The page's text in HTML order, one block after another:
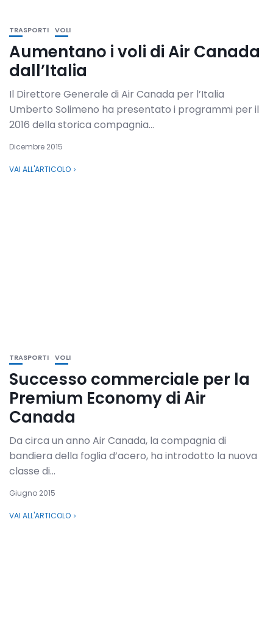
TRASPORTI VOLI
Aumentano i voli di Air Canada
dall’Italia
Il Direttore Generale di Air Canada per l’Italia
Umberto Solimeno ha presentato i programmi per il
2016 della storica compagnia...
Dicembre 2015
VAI ALL'ARTICOLO
TRASPORTI VOLI
Successo commerciale per la
Premium Economy di Air
Canada
Da circa un anno Air Canada, la compagnia di
bandiera della foglia d’acero, ha introdotto la nuova
classe di...
Giugno 2015
VAI ALL'ARTICOLO